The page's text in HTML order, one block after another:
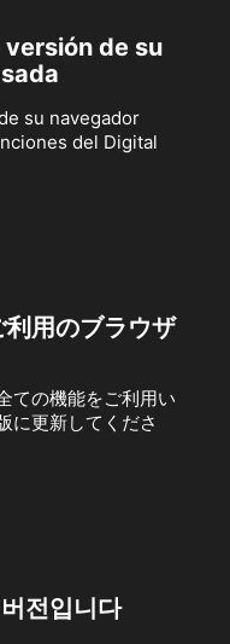
de su
su navegador
del Digital
用のブラウザ
ての機能をご利用い
に更新してくださ
전입니다